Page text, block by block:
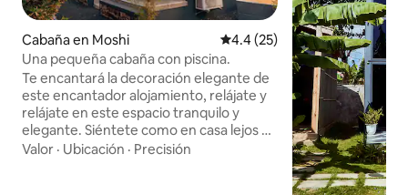
Cabaña en Moshi Calificación promedio: 4.4 de
4.4 (25)
Una pequeña cabaña con piscina.
Te encantará la decoración elegante de
este encantador alojamiento, relájate y
relájate en este espacio tranquilo y
elegante. Siéntete como en casa lejos de
casa, Pazuri Homes Apartments
Valor · Ubicación · Precisión